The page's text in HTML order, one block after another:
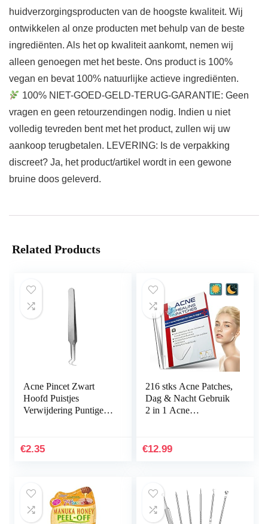
huidverzorgingsproducten van de hoogste kwaliteit. Wij
ontwikkelen al onze producten met behulp van de beste
ingrediënten. Als het op kwaliteit aankomt, nemen wij
alleen genoegen met het beste. Ons product is 100%
vegan en bevat 100% natuurlijke actieve ingrediënten.
100% NIET-GOED-GELD-TERUG-GARANTIE: Geen
vragen en geen retourzendingen nodig. Indien u niet
volledig tevreden bent met het product, zullen wij uw
aankoop terugbetalen. LEVERING: Is de verpakking
discreet? Ja, het product/artikel wordt in een gewone
bruine doos geleverd.
Related Products
Acne Pincet Zwart
Hoofd Puistjes
Verwijdering Puntige
Gereedschap Mee-eter
€2.35
216 stks Acne Patches,
Dag & Nacht Gebruik
2 in 1 Acne
Effectieve…
€12.99